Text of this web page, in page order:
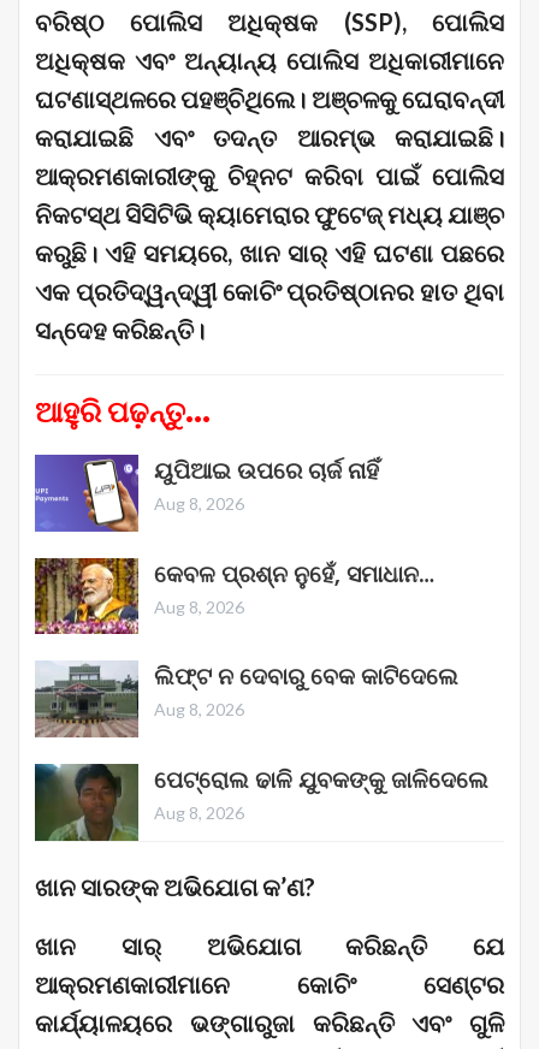
ବରିଷ୍ଠ ପୋଲିସ ଅଧିକ୍ଷକ (SSP), ପୋଲିସ
ଅଧିକ୍ଷକ ଏବଂ ଅନ୍ୟାନ୍ୟ ପୋଲିସ ଅଧିକାରୀମାନେ
ଘଟଣାସ୍ଥଳରେ ପହଞ୍ଚିଥିଲେ। ଅଞ୍ଚଳକୁ ଘେରାବନ୍ଦୀ
କରାଯାଇଛି ଏବଂ ତଦନ୍ତ ଆରମ୍ଭ କରାଯାଇଛି।
ଆକ୍ରମଣକାରୀଙ୍କୁ ଚିହ୍ନଟ କରିବା ପାଇଁ ପୋଲିସ
ନିକଟସ୍ଥ ସିସିଟିଭି କ୍ୟାମେରାର ଫୁଟେଜ୍ ମଧ୍ୟ ଯାଞ୍ଚ
କରୁଛି। ଏହି ସମୟରେ, ଖାନ ସାର୍ ଏହି ଘଟଣା ପଛରେ
ଏକ ପ୍ରତିଦ୍ୱନ୍ଦ୍ୱୀ କୋଚିଂ ପ୍ରତିଷ୍ଠାନର ହାତ ଥିବା
ସନ୍ଦେହ କରିଛନ୍ତି।
ଆହୁରି ପଢ଼ନ୍ତୁ...
ୟୁପିଆଇ ଉପରେ ଚାର୍ଜ ନାହିଁ
Aug 8, 2026
କେବଳ ପ୍ରଶ୍ନ ନୁହେଁ, ସମାଧାନ…
Aug 8, 2026
ଲିଫ୍ଟ ନ ଦେବାରୁ ବେକ କାଟିଦେଲେ
Aug 8, 2026
ପେଟ୍ରୋଲ ଢାଳି ଯୁବକଙ୍କୁ ଜାଳିଦେଲେ
Aug 8, 2026
ଖାନ ସାରଙ୍କ ଅଭିଯୋଗ କ’ଣ?
ଖାନ ସାର୍ ଅଭିଯୋଗ କରିଛନ୍ତି ଯେ
ଆକ୍ରମଣକାରୀମାନେ କୋଚିଂ ସେଣ୍ଟର
କାର୍ଯ୍ୟାଳୟରେ ଭଙ୍ଗାରୁଜା କରିଛନ୍ତି ଏବଂ ଗୁଳି